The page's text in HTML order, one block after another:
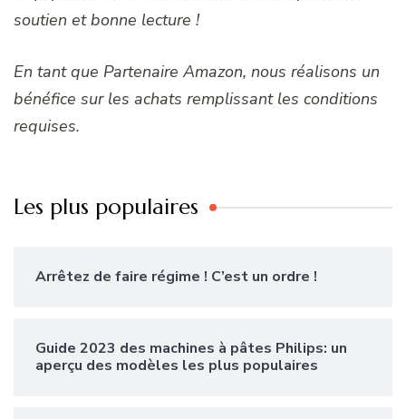
soutien et bonne lecture !
En tant que Partenaire Amazon, nous réalisons un
bénéfice sur les achats remplissant les conditions
requises.
Les plus populaires
Arrêtez de faire régime ! C’est un ordre !
Guide 2023 des machines à pâtes Philips: un
aperçu des modèles les plus populaires